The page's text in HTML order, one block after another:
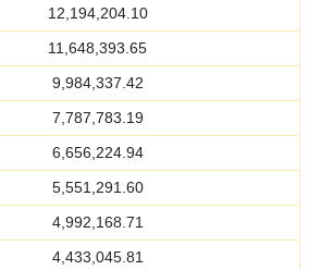
12,194,204.10
11,648,393.65
9,984,337.42
7,787,783.19
6,656,224.94
5,551,291.60
4,992,168.71
4,433,045.81